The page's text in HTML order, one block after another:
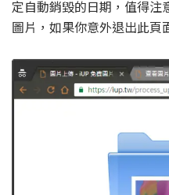
定自動銷毀的日期，值得
圖片，如果你意外退出此頁